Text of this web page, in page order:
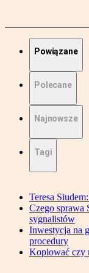
Powiązane
Polecane
Najnowsze
Tagi
Teresa
Czego sprawa
sygnalistów
Inwestycja na
procedury
Kopiować czy